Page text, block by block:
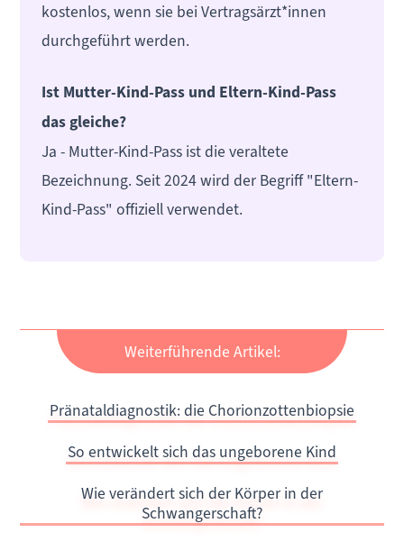
kostenlos, wenn sie bei Vertragsärzt*innen
durchgeführt werden.
Ist Mutter-Kind-Pass und Eltern-Kind-Pass
das gleiche?
Ja - Mutter-Kind-Pass ist die veraltete
Bezeichnung. Seit 2024 wird der Begriff "Eltern-
Kind-Pass" offiziell verwendet.
Weiterführende Artikel:
Pränataldiagnostik: die Chorionzottenbiopsie
So entwickelt sich das ungeborene Kind
Wie verändert sich der Körper in der
Schwangerschaft?